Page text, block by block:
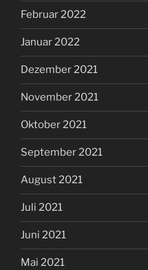
Februar 2022
Januar 2022
Dezember 2021
November 2021
Oktober 2021
September 2021
August 2021
Juli 2021
Juni 2021
Mai 2021